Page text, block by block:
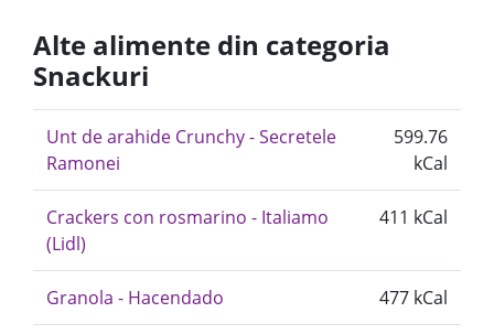
Alte alimente din categoria
Snackuri
Unt de arahide Crunchy - Secretele
Ramonei
599.76
kCal
Crackers con rosmarino - Italiamo
(Lidl)
411 kCal
Granola - Hacendado 477 kCal